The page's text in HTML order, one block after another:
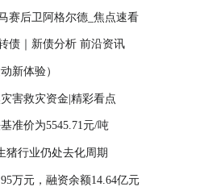
赛后卫阿格尔德_焦点速看
债｜新债分析 前沿资讯
新体验）
害救灾资金|精彩看点
准价为5545.71元/吨
猪行业仍处去化周期
万元，融资余额14.64亿元